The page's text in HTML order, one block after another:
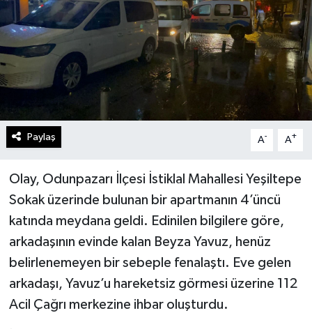
Paylaş A- A+
Olay, Odunpazarı İlçesi İstiklal Mahallesi Yeşiltepe
Sokak üzerinde bulunan bir apartmanın 4’üncü
katında meydana geldi. Edinilen bilgilere göre,
arkadaşının evinde kalan Beyza Yavuz, henüz
belirlenemeyen bir sebeple fenalaştı. Eve gelen
arkadaşı, Yavuz’u hareketsiz görmesi üzerine 112
Acil Çağrı merkezine ihbar oluşturdu.
Magazin
Politika
Sağlık
Spor
Yaşam
Yurttan